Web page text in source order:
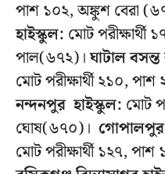
পাশ ১০২, অঙ্কুশ বেরা
হাইস্কুল: মোট পরীক্ষার্থী
পাল(৬৭২)।ঘাটাল
মোট পরীক্ষার্থী ২১০,
নন্দনপুর হাইস্কুল: মোট
ঘোষ(৬৭০)। গোপালপুর
মোট পরীক্ষার্থী ১২৭,